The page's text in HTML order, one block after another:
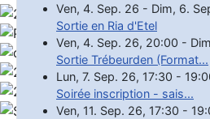
Ven, 4. Sep. 26 - Dim, 6.
Sortie en Ria d'Etel
Ven, 4. Sep. 26, 20:00 -
Sortie Trébeurden (Format...
Lun, 7. Sep. 26, 17:30 -
Soirée inscription - sais...
Ven, 11. Sep. 26, 17:30 -